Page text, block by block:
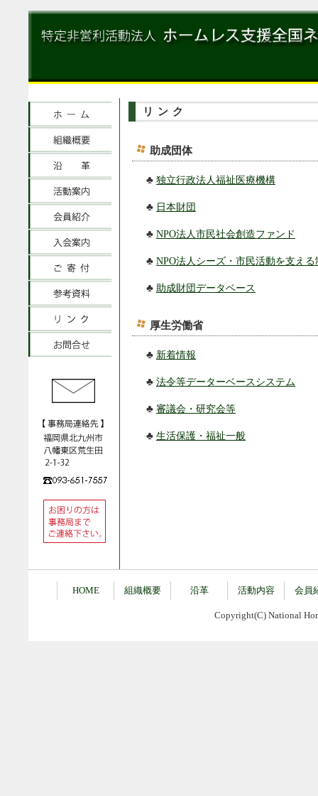
リンク
助成団体
♣ 独立行政法人福祉医療機構
♣ 日本財団
♣ NPO法人市民社会創造ファンド
♣ NPO法人シーズ・市民活動を支え
♣ 助成財団データベース
厚生労働省
♣ 新着情報
♣ 法令等データーベースシステム
♣ 審議会・研究会等
♣ 生活保護・福祉一般
HOME 組織概要 沿革 活動内容 会員
Copyright(C) National